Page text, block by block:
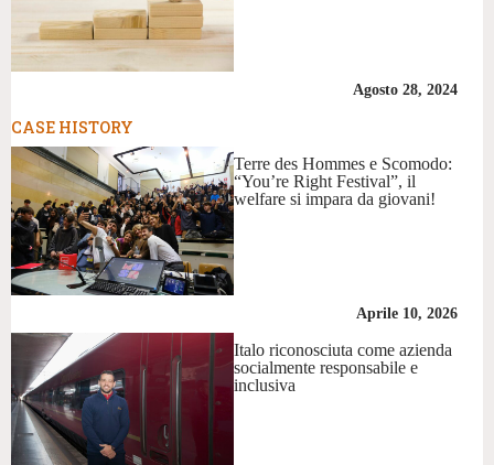
Agosto 28, 2024
CASE HISTORY
Terre des Hommes e Scomodo:
“You’re Right Festival”, il
welfare si impara da giovani!
Aprile 10, 2026
Italo riconosciuta come azienda
socialmente responsabile e
inclusiva